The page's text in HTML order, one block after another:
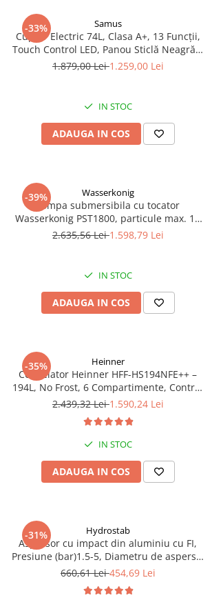
-33% Samus
Cuptor Electric 74L, Clasa A+, 13 Funcții,
Touch Control LED, Panou Sticlă Neagră –
Grill, Convectie 3D, Autocurățare
1.879,00 Lei1.259,00 Lei
IN STOC
ADAUGA IN COS
-39% Wasserkonig
Pompa submersibila cu tocator
Wasserkonig PST1800, particule max. 10
mm, putere 1800 W, debit 17500 l/h,
2.635,56 Lei1.598,79 Lei
IN STOC
ADAUGA IN COS
-35% Heinner
Congelator Heinner HFF-HS194NFE++ –
194L, No Frost, 6 Compartimente, Control
Electronic
2.439,32 Lei1.590,24 Lei
IN STOC
ADAUGA IN COS
-31% Hydrostab
Aspersor cu impact din aluminiu cu FI,
Presiune (bar)1.5-5, Diametru de aspersie
(m)32-58
660,61 Lei454,69 Lei